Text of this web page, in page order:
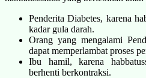
Penderita Diabetes, karena
kadar gula darah.
Orang yang mengalami
dapat memperlambat proses
Ibu hamil,karena
berhenti berkontraksi.